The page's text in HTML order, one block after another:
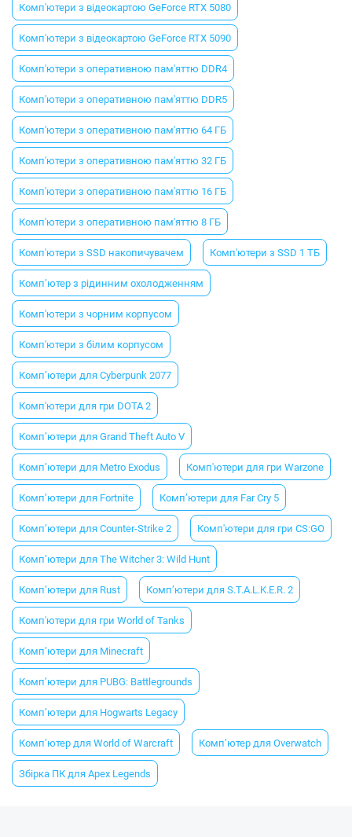
Комп'ютери з відеокартою GeForce RTX 5080
Комп'ютери з відеокартою GeForce RTX 5090
Комп'ютери з оперативною пам'яттю DDR4
Комп'ютери з оперативною пам'яттю DDR5
Комп'ютери з оперативною пам'яттю 64 ГБ
Комп'ютери з оперативною пам'яттю 32 ГБ
Комп'ютери з оперативною пам'яттю 16 ГБ
Комп'ютери з оперативною пам'яттю 8 ГБ
Комп'ютери з SSD накопичувачем Комп'ютери з SSD 1 ТБ
Комп’ютер з рідинним охолодженням
Комп'ютери з чорним корпусом
Комп'ютери з білим корпусом
Комп’ютери для Cyberpunk 2077
Комп'ютери для гри DOTA 2
Комп’ютери для Grand Theft Auto V
Комп’ютери для Metro Exodus Комп'ютери для гри Warzone
Комп’ютери для Fortnite Комп’ютери для Far Cry 5
Комп’ютери для Counter-Strike 2 Комп'ютери для гри CS:GO
Комп’ютери для The Witcher 3: Wild Hunt
Комп’ютери для Rust Комп’ютери для S.T.A.L.K.E.R. 2
Комп'ютери для гри World of Tanks
Комп’ютери для Minecraft
Комп’ютери для PUBG: Battlegrounds
Комп’ютери для Hogwarts Legacy
Комп’ютер для World of Warcraft Комп’ютер для Overwatch
Збірка ПК для Apex Legends